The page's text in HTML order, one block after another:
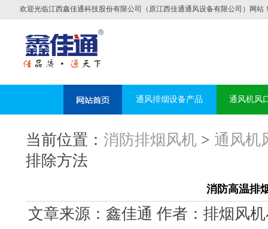
欢迎光临江西鑫佳通科技股份有限公司（原江西佳通通风设备有限公司）网站
通风排烟设备产品 通风机风
当前位置： 消防排烟风机 > 通风机
排除方法
消防高温排
文章来源：鑫佳通 作者：排烟风